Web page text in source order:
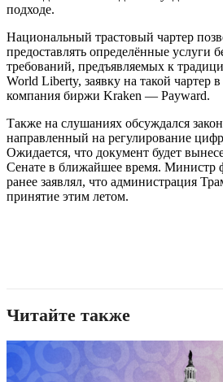
подходе.
Национальный трастовый чартер
предоставлять определённые услуги
требований, предъявляемых к
World Liberty, заявку на такой чартер
компания биржи Kraken — Payward.
Также на слушаниях обсуждался
направленный на регулирование
Ожидается, что документ будет
Сенате в ближайшее время. Министр
ранее заявлял, что администрация
принятие этим летом.
Читайте также